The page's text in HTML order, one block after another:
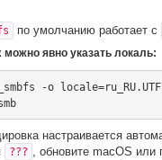
по умолчанию работает с
явно указать локаль:
re /Volumes/smb
настраивается
??? , обновите macOS или